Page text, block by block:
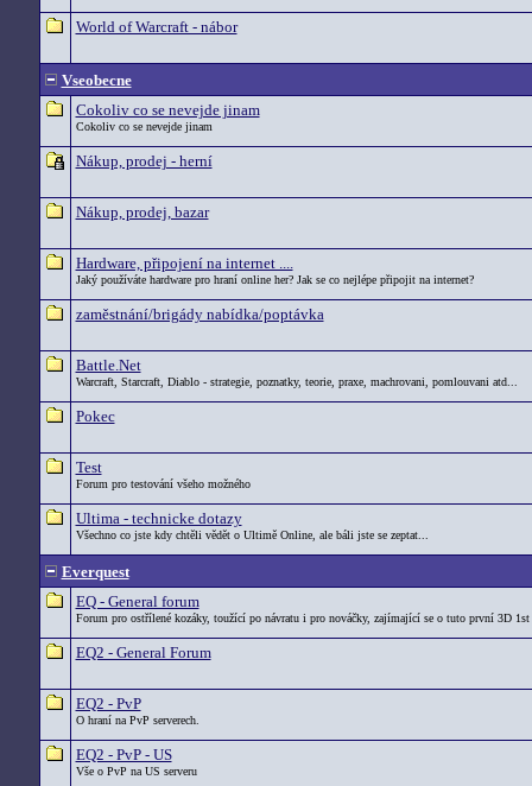
World of Warcraft - nábor
Vseobecne
Cokoliv co se nevejde jinam
Cokoliv co se nevejde jinam
Nákup, prodej - herní
Nákup, prodej, bazar
Hardware, připojení na internet ....
Jaký používáte hardware pro hraní online her? Jak se co nejlépe připojit na internet?
zaměstnání/brigády nabídka/poptávka
Battle.Net
Warcraft, Starcraft, Diablo - strategie, poznatky, teorie, praxe, machrovani, pomlouvani atd...
Pokec
Test
Forum pro testování všeho možného
Ultima - technicke dotazy
Všechno co jste kdy chtěli vědět o Ultimě Online, ale báli jste se zeptat...
Everquest
EQ - General forum
Forum pro ostřílené kozáky, toužící po návratu i pro nováčky, zajímající se o tuto první 3D 1st
EQ2 - General Forum
EQ2 - PvP
O hraní na PvP serverech.
EQ2 - PvP - US
Vše o PvP na US serveru